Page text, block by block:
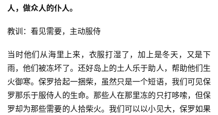
人，做众人的仆人。
教训：看见需要，主动服侍
当时他们从海里上来，衣服打湿了，加上是冬天，又是下
雨，他们被冻坏了。还好岛上的土人乐于助人，帮助他们生
火御寒。保罗拾起一捆柴，虽然只是一个短语，我们可见保
罗那乐于服侍人的生命。那些人在那里冻的只打哆嗦，但保
罗却为那些需要的人拾柴火。我们可以以小见大，保罗如果